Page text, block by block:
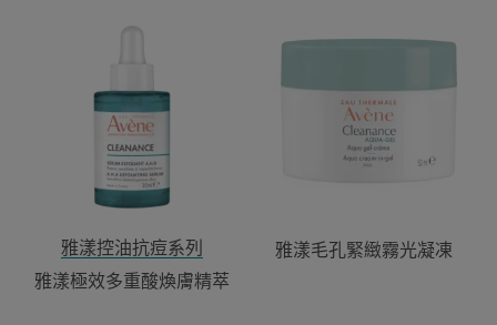
效
多
重
酸
煥
精
萃
雅漾控油抗痘系列
雅漾極效多重酸煥膚精萃
漾
孔
緊
緻
霧
凍
雅漾毛孔緊緻霧光凝凍